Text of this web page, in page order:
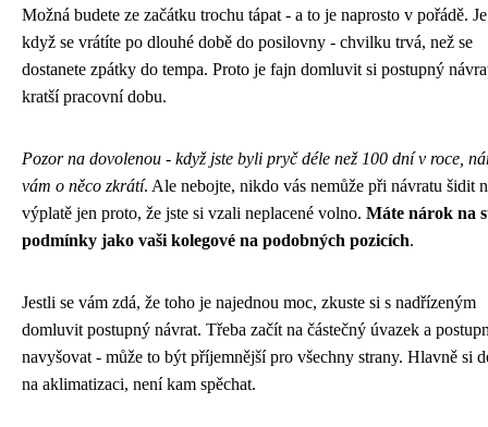
Možná budete ze začátku trochu tápat - a to je naprosto v pořádě.
když se vrátíte po dlouhé době do posilovny - chvilku trvá, než se
dostanete zpátky do tempa. Proto je fajn domluvit si postupný
kratší pracovní dobu.
Pozor na dovolenou - když jste byli pryč déle než 100 dní v roce,
vám o něco zkrátí. Ale nebojte, nikdo vás nemůže při návratu šidit
výplatě jen proto, že jste si vzali neplacené volno. Máte nárok na
podmínky jako vaši kolegové na podobných pozicích.
Jestli se vám zdá, že toho je najednou moc, zkuste si s nadřízeným
domluvit postupný návrat. Třeba začít na částečný úvazek a
navyšovat - může to být příjemnější pro všechny strany. Hlavně si
na aklimatizaci, není kam spěchat.